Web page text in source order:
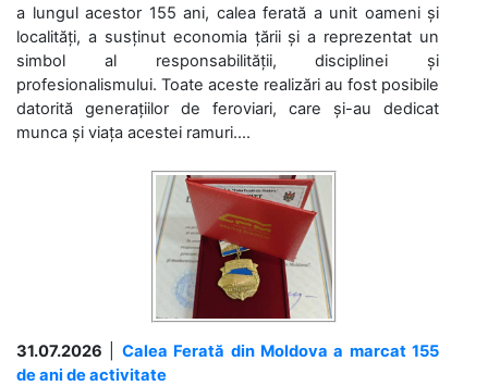
a lungul acestor 155 ani, calea ferată a unit oameni și
localități, a susținut economia țării și a reprezentat un
simbol al responsabilității, disciplinei și
profesionalismului. Toate aceste realizări au fost posibile
datorită generațiilor de feroviari, care și-au dedicat
munca și viața acestei ramuri....
31.07.2026
Calea Ferată din Moldova a marcat 155
de ani de activitate